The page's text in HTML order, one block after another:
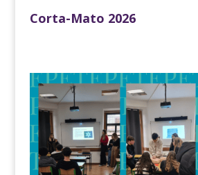
Corta-Mato 2026